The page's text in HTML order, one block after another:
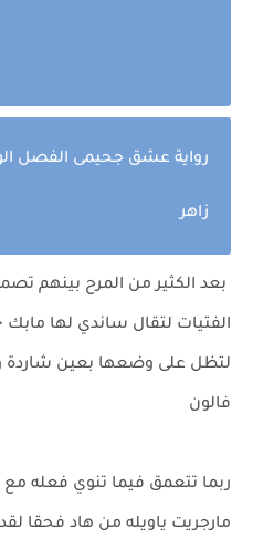
رواية عشق جحيمى الفصل
زاهر
بعد الكثير من المرح بينهم
الفتيات لتقال ساندي لها مابك
لتظل على وضعها بعين شاردة
فالون
ربما تتعمق فيما تنوي فعله
مارجريت ياويله من هاد فحقا